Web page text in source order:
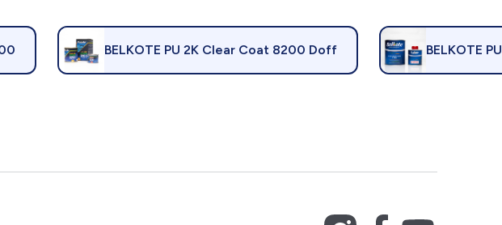
BELKOTE PU 2K Clear Coat 8200 Doff BELKOTE